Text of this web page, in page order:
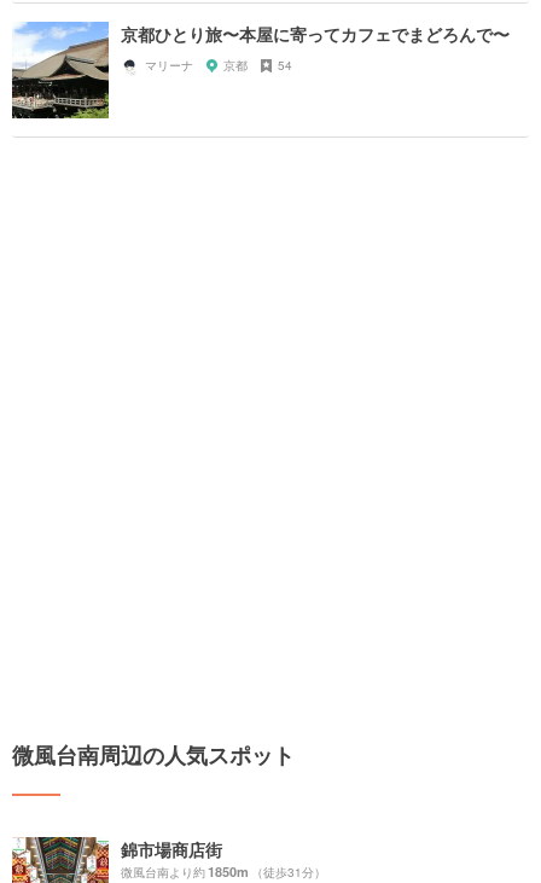
京都ひとり旅〜本屋に寄ってカフェでまどろんで〜
マリーナ 京都 54
微風台南周辺の人気スポット
錦市場商店街
微風台南より約1850m （徒歩31分）